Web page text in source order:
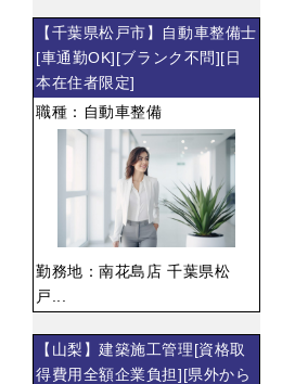
【千葉県松戸市】自動車整備士
[車通勤OK][ブランク不問][日
本在住者限定]
職種：自動車整備
勤務地：南花島店 千葉県松
戸...
【山梨】建築施工管理[資格取
得費用全額企業負担][県外から